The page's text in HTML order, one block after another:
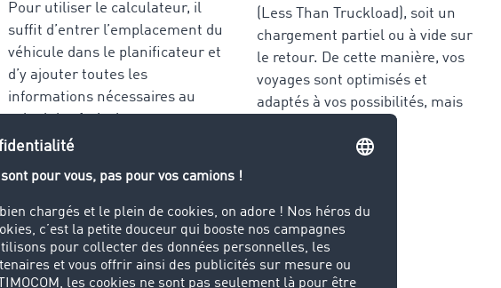
Pour utiliser le calculateur, il
suffit d’entrer l’emplacement du
véhicule dans le planificateur et
d’y ajouter toutes les
informations nécessaires au
(Less Than Truckload), soit un
chargement partiel ou à vide sur
le retour. De cette manière, vos
voyages sont optimisés et
adaptés à vos possibilités, mais
Rejoignez-nous dès maintenant